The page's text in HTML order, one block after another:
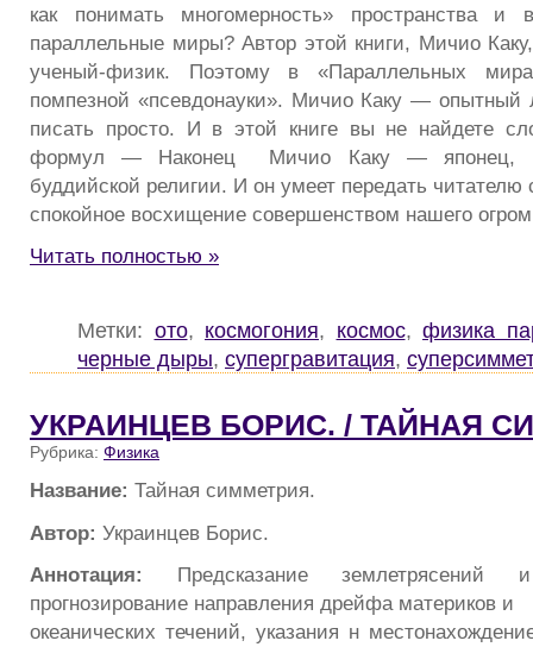
как понимать многомерность» пространства и
параллельные миры? Автор этой книги, Мичио
ученый-физик. Поэтому в «Параллельных
помпезной «псевдонауки». Мичио Каку — опытный
писать просто. И в этой книге вы не найдете
формул — Наконец Мичио Каку — японец,
буддийской религии. И он умеет передать читателю
спокойное восхищение совершенством нашего
Читать полностью »
Метки: ото, космогония, космос, физика
черные дыры, супергравитация,
УКРАИНЦЕВ БОРИС. / ТАЙНАЯ
Рубрика: Физика
Название: Тайная симметрия.
Автор: Украинцев Борис.
Аннотация: Предсказание землетрясений
прогнозирование направления дрейфа материков и
океанических течений, указания н